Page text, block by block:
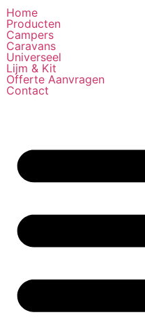
Home
Producten
Campers
Caravans
Universeel
Lijm & Kit
Offerte Aanvragen
Contact